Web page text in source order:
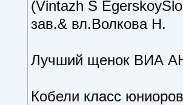
(Vintazh S
зав.& вл.Волкова Н.
Лучший щенок ВИА
Кобели класс юниоров